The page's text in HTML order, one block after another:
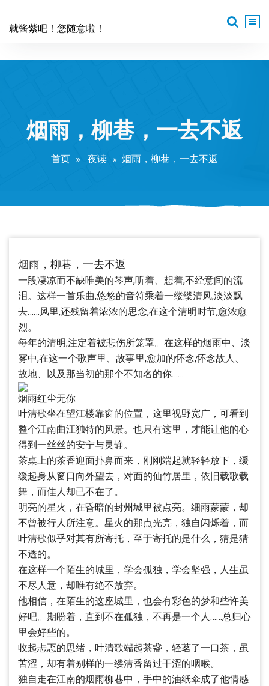
就酱紫吧！您随意啦！
烟雨，柳巷，一去不返
首页 夜读 烟雨，柳巷，一去不返
烟雨，柳巷，一去不返
一段凄凉而不缺唯美的琴声,听着、想着,不经意间的流
泪。这样一首乐曲,悠悠的音符乘着一缕缕清风,淡淡飘
去……风里,还残留着浓浓的思念,在这个清明时节,愈浓愈
烈。
每年的清明,注定着被悲伤所笼罩。在这样的烟雨中、淡
雾中,在这一个歌声里、故事里,愈加的怀念,怀念故人、
故地、以及那当初的那个不知名的你……
烟雨红尘无你
叶清歌坐在望江楼靠窗的位置，这里视野宽广，可看到
整个江南曲江独特的风景。也只有这里，才能让他的心
得到一丝丝的安宁与灵静。
茶桌上的茶香迎面扑鼻而来，刚刚端起就轻轻放下，缓
缓起身从窗口向外望去，对面的仙竹居里，依旧载歌载
舞，而佳人却已不在了。
明亮的星火，在昏暗的封州城里被点亮。细雨蒙蒙，却
不曾被行人所注意。星火的那点光亮，独自闪烁着，而
叶清歌似乎对其有所寄托，至于寄托的是什么，猜是猜
不透的。
在这样一个陌生的城里，学会孤独，学会坚强，人生虽
不尽人意，却唯有绝不放弃。
他相信，在陌生的这座城里，也会有彩色的梦和些许美
好吧。期盼着，直到不在孤独，不再是一个人……总归心
里会好些的。
收起忐忑的思绪，叶清歌端起茶盏，轻茗了一口茶，虽
苦涩，却有着别样的一缕清香留过干涩的咽喉。
独自走在江南的烟雨柳巷中，手中的油纸伞成了他情感